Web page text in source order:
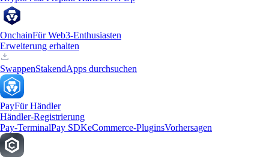
OnchainFür Web3-Enthusiasten
Erweiterung erhalten
SwappenStakendApps durchsuchen
PayFür Händler
Händler-Registrierung
Pay-TerminalPay SDKeCommerce-PluginsVorhersagen